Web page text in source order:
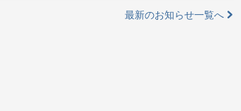
最新のお知らせ一覧へ